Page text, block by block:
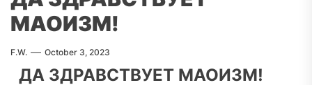
МАОИЗМ!
F.W. October 3, 2023
ДА ЗДРАВСТВУЕТ МАОИЗМ!